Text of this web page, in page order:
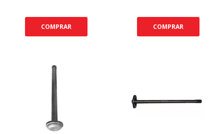
COMPRAR COMPRAR